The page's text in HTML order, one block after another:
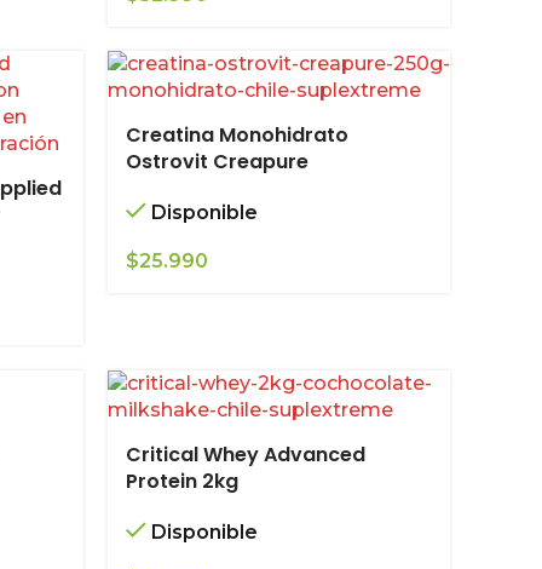
Creatina Monohidrato
Ostrovit Creapure
Disponible
$25.990
Critical Whey Advanced
Protein 2kg
Disponible